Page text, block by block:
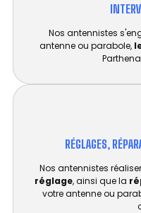
Nos antennistes
antenne ou parabole,
RÉGLAGES,
Nos antennistes
réglage, ainsi que la
votre antenne ou